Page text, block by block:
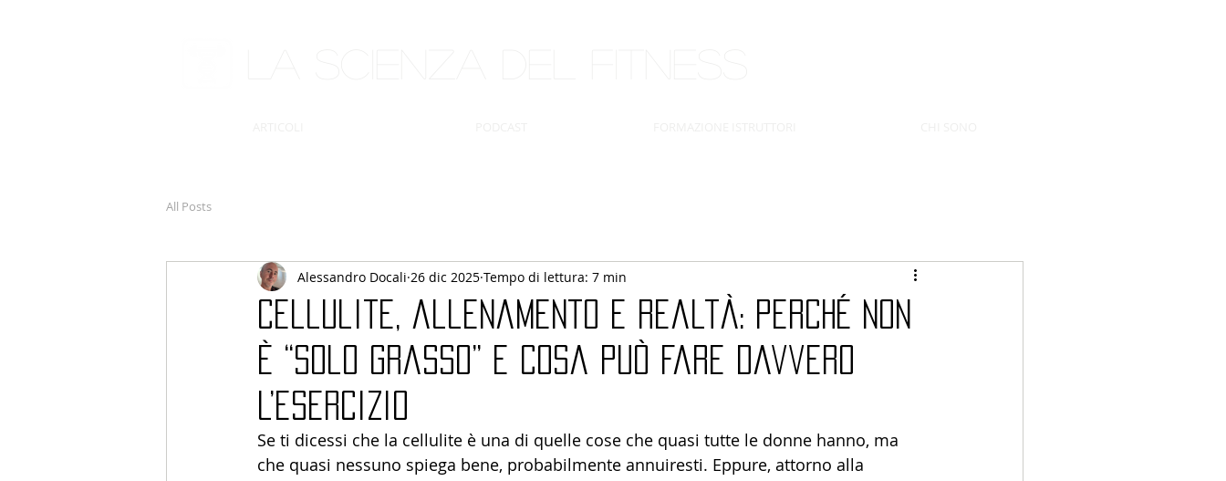
All Posts
Cellulite, allenamento e realtà: perché non
è “solo grasso” e cosa può fare davvero
l’esercizio
Alessandro Docali 26 dic 2025 Tempo di lettura: 7 min
Se ti dicessi che la cellulite è una di quelle cose che quasi tutte le donne hanno, ma
che quasi nessuno spiega bene, probabilmente annuiresti. Eppure, attorno alla